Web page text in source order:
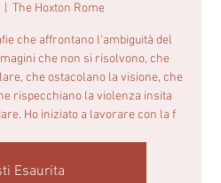
  |
The Hoxton Rome
che affrontano l'ambiguità del
che non si risolvono, che
che ostacolano la visione, che
rispecchiano la violenza insita
Ho iniziato a lavorare con la f
Esaurita